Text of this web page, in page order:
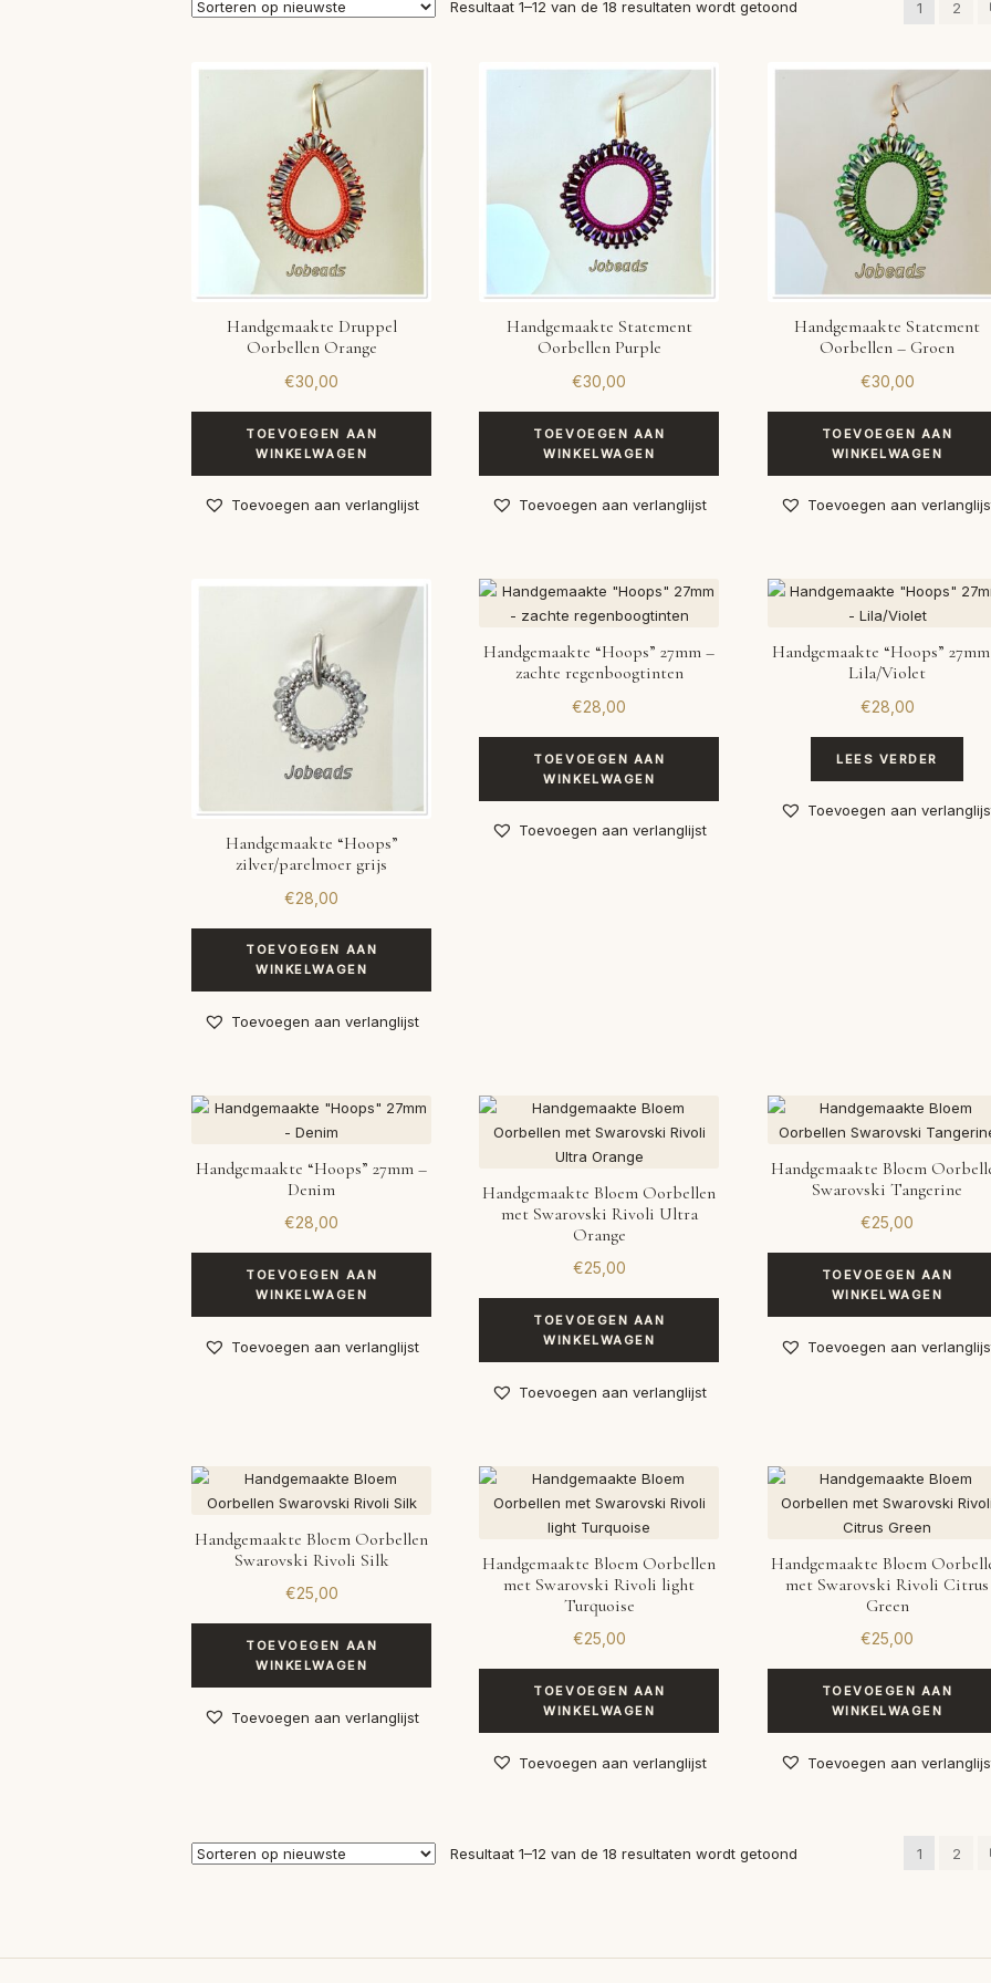
Resultaat 1–12 van de 18 resultaten wordt getoond 1 2
Handgemaakte Druppel
Oorbellen Orange
€30,00
TOEVOEGEN AAN
WINKELWAGEN
Toevoegen aan verlanglijst
Handgemaakte Statement
Oorbellen Purple
€30,00
TOEVOEGEN AAN
WINKELWAGEN
Toevoegen aan verlanglijst
Handgemaakte Statement
Oorbellen – Groen
€30,00
TOEVOEGEN AAN
WINKELWAGEN
Toevoegen aan
Handgemaakte “Hoops”
zilver/parelmoer grijs
€28,00
TOEVOEGEN AAN
WINKELWAGEN
Toevoegen aan verlanglijst
Handgemaakte “Hoops” 27mm –
zachte regenboogtinten
€28,00
TOEVOEGEN AAN
WINKELWAGEN
Toevoegen aan verlanglijst
Handgemaakte “Hoops”
Lila/Violet
€28,00
LEES VERDER
Toevoegen aan
Handgemaakte “Hoops” 27mm –
Denim
€28,00
TOEVOEGEN AAN
WINKELWAGEN
Toevoegen aan verlanglijst
Handgemaakte Bloem Oorbellen
met Swarovski Rivoli Ultra
Orange
€25,00
TOEVOEGEN AAN
WINKELWAGEN
Toevoegen aan verlanglijst
Handgemaakte Bloem
Swarovski Tangerine
€25,00
TOEVOEGEN AAN
WINKELWAGEN
Toevoegen aan
Handgemaakte Bloem Oorbellen
Swarovski Rivoli Silk
€25,00
TOEVOEGEN AAN
WINKELWAGEN
Toevoegen aan verlanglijst
Handgemaakte Bloem Oorbellen
met Swarovski Rivoli light
Turquoise
€25,00
TOEVOEGEN AAN
WINKELWAGEN
Toevoegen aan verlanglijst
Handgemaakte Bloem
met Swarovski Rivoli Citrus
Green
€25,00
TOEVOEGEN AAN
WINKELWAGEN
Toevoegen aan
Resultaat 1–12 van de 18 resultaten wordt getoond 1 2